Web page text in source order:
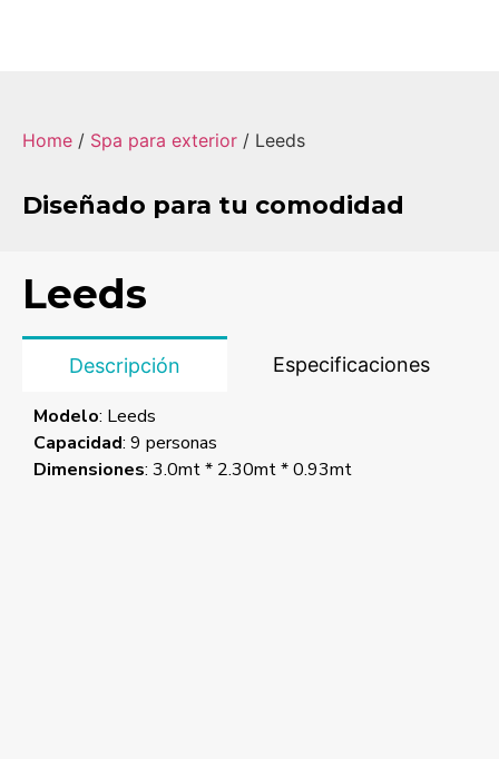
Home / Spa para exterior / Leeds
Diseñado para tu comodidad
Leeds
Descripción Especificaciones
Modelo: Leeds
Capacidad: 9 personas
Dimensiones: 3.0mt * 2.30mt * 0.93mt